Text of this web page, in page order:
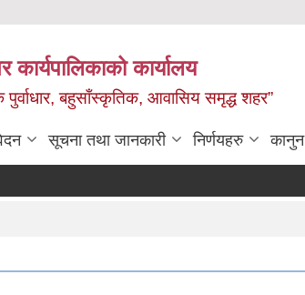
कार्यालय
पुर्वाधार, बहुसाँस्कृतिक, आवासिय समृद्ध शहर”
सूचना तथा जानकारी निर्णयहरु कानुन